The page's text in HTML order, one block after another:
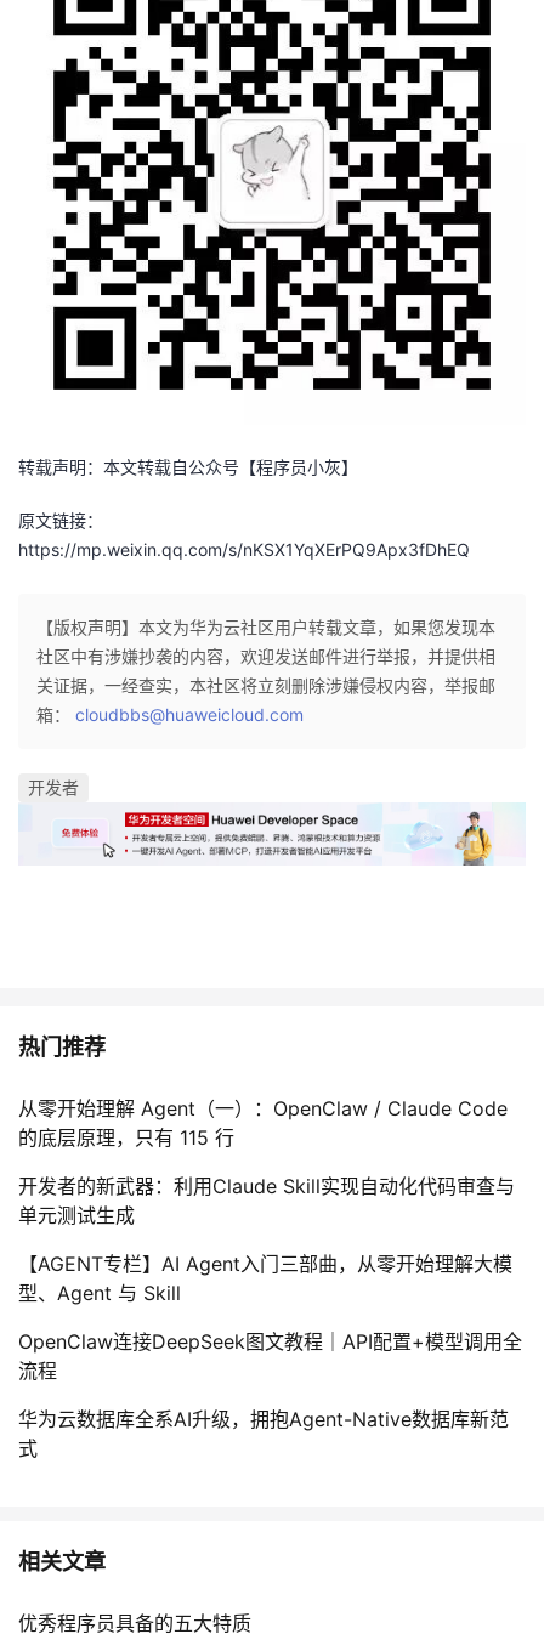
转载声明：本文转载自公众号【程序员小灰】
原文链接：
https://mp.weixin.qq.com/s/nKSX1YqXErPQ9Apx3fDhEQ
【版权声明】本文为华为云社区用户转载文章，如果您发现本
社区中有涉嫌抄袭的内容，欢迎发送邮件进行举报，并提供相
关证据，一经查实，本社区将立刻删除涉嫌侵权内容，举报邮
箱： cloudbbs@huaweicloud.com
开发者
热门推荐
从零开始理解 Agent（一）：OpenClaw / Claude Code
的底层原理，只有 115 行
开发者的新武器：利用Claude Skill实现自动化代码审查与
单元测试生成
【AGENT专栏】AI Agent入门三部曲，从零开始理解大模
型、Agent 与 Skill
OpenClaw连接DeepSeek图文教程｜API配置+模型调用全
流程
华为云数据库全系AI升级，拥抱Agent-Native数据库新范
式
相关文章
优秀程序员具备的五大特质